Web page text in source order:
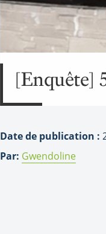
[Enquête]
Date de publication :
Par: Gwendoline